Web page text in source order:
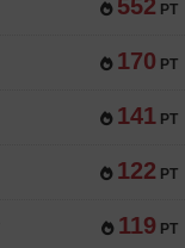
552 PT
170 PT
141 PT
122 PT
119 PT